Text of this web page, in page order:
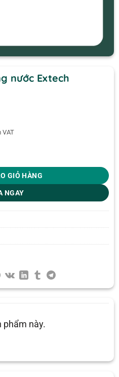
nước Extech
VAT
số lượng
GIỎ HÀNG
NGAY
phẩm này.